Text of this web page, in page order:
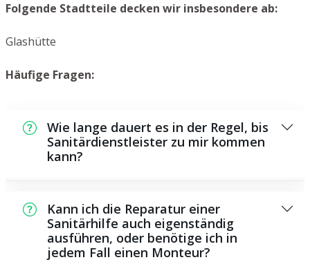
Folgende Stadtteile decken wir insbesondere ab:
Glashütte
Häufige Fragen:
Wie lange dauert es in der Regel, bis
Sanitärdienstleister zu mir kommen
kann?
kurzen Zeitraum an der Schadensstelle sein.
Das hängt aber auch von der Auftragslage zu
diesem Zeitraum ab sowie von der
Verkehrslage und der Entfernung zu Ihnen.
Kann ich die Reparatur einer
Sanitärhilfe auch eigenständig
ausführen, oder benötige ich in
jedem Fall einen Monteur?